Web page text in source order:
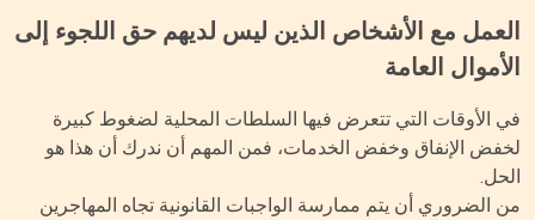
مع الأشخاص الذين ليس لديهم حق اللجوء إلى
العامة
الأوقات التي تتعرض فيها السلطات المحلية لضغوط كبيرة
الإنفاق وخفض الخدمات، فمن المهم أن ندرك أن هذا هو
الضروري أن يتم ممارسة الواجبات القانونية تجاه المهاجرين